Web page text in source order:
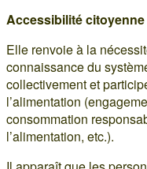
Accessibilité citoyenne
Elle renvoie à la
connaissance du
collectivement et
l’alimentation
consommation
l’alimentation, etc.).